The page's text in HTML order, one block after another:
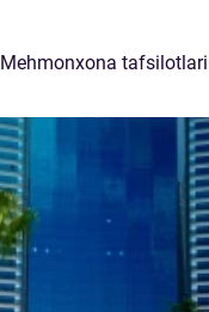
Mehmonxona tafsilotlari